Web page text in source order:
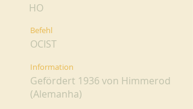
HO
Befehl
OCIST
Information
Gefördert 1936 von Himmerod
(Alemanha)